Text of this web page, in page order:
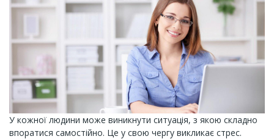
У кожної людини може виникнути ситуація, з якою складно
впоратися самостійно. Це у свою чергу викликає стрес.